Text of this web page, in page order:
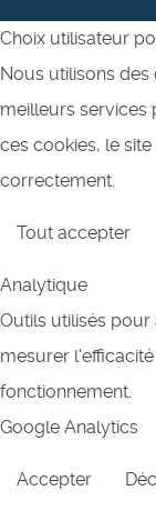
Choix utilisateur
Nous utilisons
meilleurs services
ces cookies, le
correctement.
Tout accepter
Analytique
Outils utilisés
mesurer
fonctionnement.
Google Analytics
Accepter